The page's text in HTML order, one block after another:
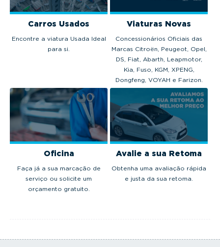
Carros Usados
Encontre a viatura Usada Ideal
para si.
Viaturas Novas
Concessionários Oficiais das
Marcas Citroën, Peugeot, Opel,
DS, Fiat, Abarth, Leapmotor,
Kia, Fuso, KGM, XPENG,
Dongfeng, VOYAH e Farizon.
Oficina
Faça já a sua marcação de
serviço ou solicite um
orçamento gratuito.
Avalie a sua Retoma
Obtenha uma avaliação rápida
e justa da sua retoma.